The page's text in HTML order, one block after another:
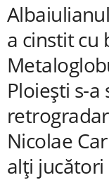
a cinstit cu
Ploiești s-a
Nicolae
alți jucători